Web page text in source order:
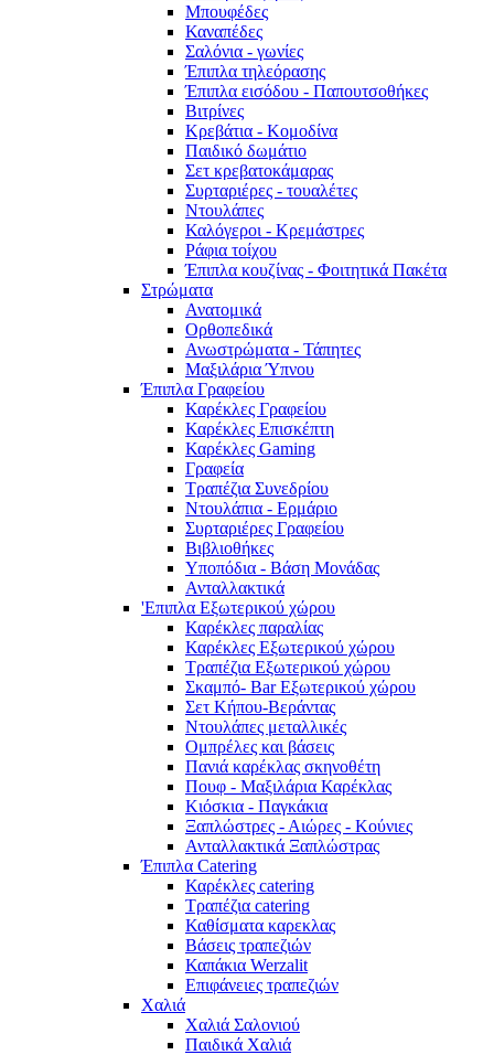
Μπουφέδες
Καναπέδες
Σαλόνια - γωνίες
Έπιπλα τηλεόρασης
Έπιπλα εισόδου - Παπουτσοθήκες
Βιτρίνες
Κρεβάτια - Κομοδίνα
Παιδικό δωμάτιο
Σετ κρεβατοκάμαρας
Συρταριέρες - τουαλέτες
Ντουλάπες
Καλόγεροι - Κρεμάστρες
Ράφια τοίχου
Έπιπλα κουζίνας - Φοιτητικά Πακέτα
Στρώματα
Ανατομικά
Ορθοπεδικά
Ανωστρώματα - Τάπητες
Μαξιλάρια Ύπνου
Έπιπλα Γραφείου
Καρέκλες Γραφείου
Καρέκλες Επισκέπτη
Καρέκλες Gaming
Γραφεία
Τραπέζια Συνεδρίου
Ντουλάπια - Ερμάριο
Συρταριέρες Γραφείου
Βιβλιοθήκες
Υποπόδια - Βάση Μονάδας
Ανταλλακτικά
'Επιπλα Εξωτερικού χώρου
Καρέκλες παραλίας
Καρέκλες Εξωτερικού χώρου
Τραπέζια Εξωτερικού χώρου
Σκαμπό- Bar Εξωτερικού χώρου
Σετ Κήπου-Βεράντας
Ντουλάπες μεταλλικές
Ομπρέλες και βάσεις
Πανιά καρέκλας σκηνοθέτη
Πουφ - Μαξιλάρια Καρέκλας
Κιόσκια - Παγκάκια
Ξαπλώστρες - Αιώρες - Κούνιες
Ανταλλακτικά Ξαπλώστρας
Έπιπλα Catering
Καρέκλες catering
Τραπέζια catering
Καθίσματα καρεκλας
Βάσεις τραπεζιών
Καπάκια Werzalit
Επιφάνειες τραπεζιών
Χαλιά
Χαλιά Σαλονιού
Παιδικά Χαλιά